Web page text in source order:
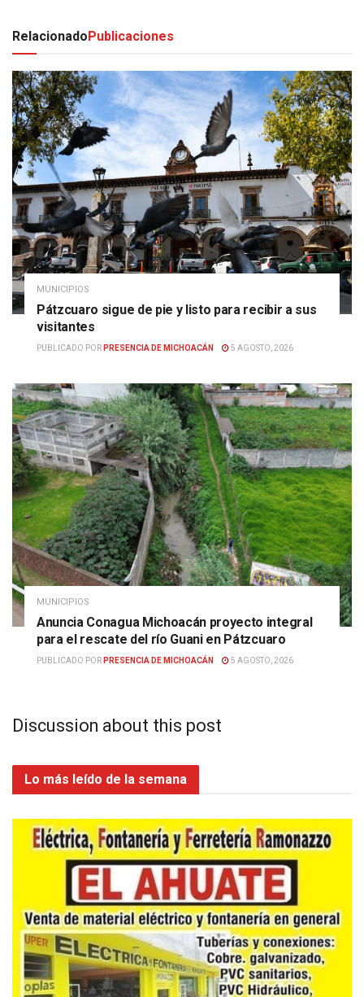
Relacionado Publicaciones
MUNICIPIOS
Pátzcuaro sigue de pie y listo para recibir a sus
visitantes
PUBLICADO POR PRESENCIA DE MICHOACÁN 5 AGOSTO, 2026
MUNICIPIOS
Anuncia Conagua Michoacán proyecto integral
para el rescate del río Guani en Pátzcuaro
PUBLICADO POR PRESENCIA DE MICHOACÁN 5 AGOSTO, 2026
Discussion about this post
Lo más leído de la semana